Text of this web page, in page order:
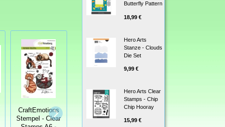
CraftEmotions
Stempel - Clear
CraftEmotions
Stempel - Clear
CraftEmotions
Butterfly Pattern
18,99 €
Hero Arts
Stanze - Clouds
Die Set
9,99 €
Hero Arts Clear
Stamps - Chip
Chip Hooray
15,99 €